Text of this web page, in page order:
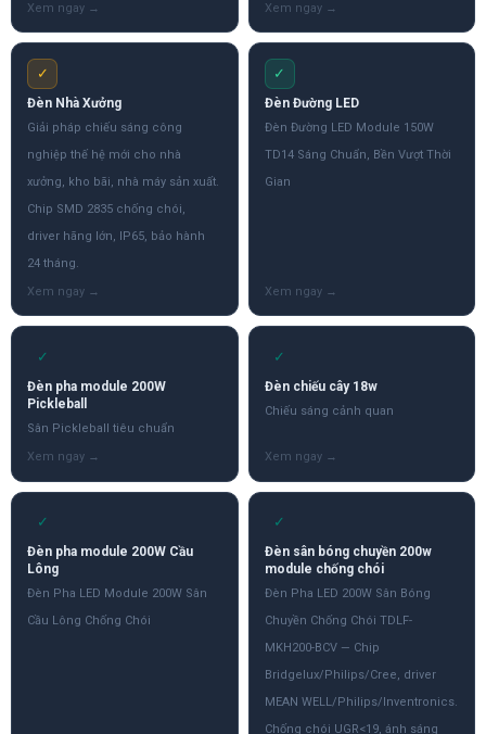
✓
Đèn Nhà Xưởng
Giải pháp chiếu sáng công
nghiệp thế hệ mới cho nhà
xưởng, kho bãi, nhà máy sản xuất.
Chip SMD 2835 chống chói,
driver hãng lớn, IP65, bảo hành
24 tháng.
✓
Đèn Đường LED
Đèn Đường LED Module 150W
TD14 Sáng Chuẩn, Bền Vượt Thời
Gian
✓
Đèn pha module 200W
Pickleball
Sân Pickleball tiêu chuẩn
✓
Đèn chiếu cây 18w
Chiếu sáng cảnh quan
✓
Đèn pha module 200W Cầu
Lông
Đèn Pha LED Module 200W Sân
Cầu Lông Chống Chói
✓
Đèn sân bóng chuyền 200w
module chống chói
Đèn Pha LED 200W Sân Bóng
Chuyền Chống Chói TDLF-
MKH200-BCV — Chip
Bridgelux/Philips/Cree, driver
MEAN WELL/Philips/Inventronics.
Chống chói UGR<19, ánh sáng